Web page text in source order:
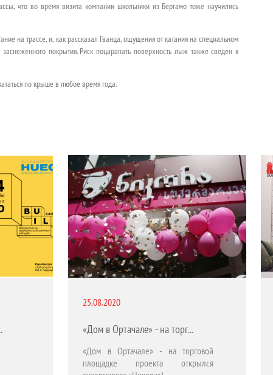
что во время визита компании школьники из Бергамо тоже научились
на трассе, и, как рассказал Гванца, ощущения от катания на специальном
покрытия. Риск поцарапать поверхность лыж также сведен к
по крыше в любое время года.
on the exibittion.
25.08.2020
«Дом в Ортачале» - на торговой площадке проекта открылся супермаркет «Никора»!
«Дом в Ортачале» - на торговой
площадке проекта открылся